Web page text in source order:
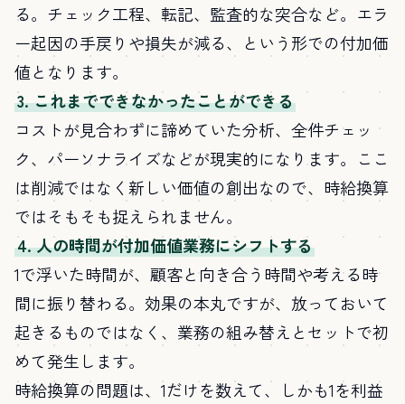
る。チェック工程、転記、監査的な突合など。エラ
ー起因の手戻りや損失が減る、という形での付加価
値となります。
3. これまでできなかったことができる
コストが見合わずに諦めていた分析、全件チェッ
ク、パーソナライズなどが現実的になります。ここ
は削減ではなく新しい価値の創出なので、時給換算
ではそもそも捉えられません。
4. 人の時間が付加価値業務にシフトする
1で浮いた時間が、顧客と向き合う時間や考える時
間に振り替わる。効果の本丸ですが、放っておいて
起きるものではなく、業務の組み替えとセットで初
めて発生します。
時給換算の問題は、1だけを数えて、しかも1を利益